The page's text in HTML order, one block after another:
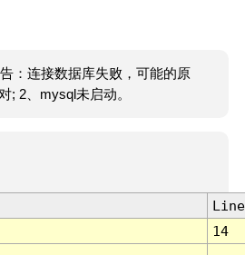
：连接数据库失败，可能的原
; 2、mysql未启动。
Line
14